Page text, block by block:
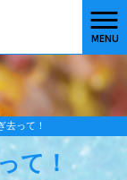
MENU
去って！
て！